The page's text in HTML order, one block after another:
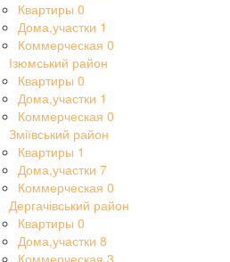
Квартиры 0
Дома,участки 1
Коммерческая 0
Ізюмський район
Квартиры 0
Дома,участки 1
Коммерческая 0
Зміївський район
Квартиры 1
Дома,участки 7
Коммерческая 0
Дергачівський район
Квартиры 0
Дома,участки 8
Коммерческая 3